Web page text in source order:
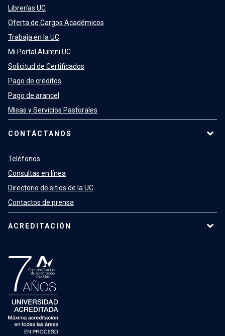
Librerías UC
Oferta de Cargos Académicos
Trabaja en la UC
Mi Portal Alumni UC
Solicitud de Certificados
Pago de créditos
Pago de arancel
Misas y Servicios Pastorales
CONTÁCTANOS
Teléfonos
Consultas en línea
Directorio de sitios de la UC
Contactos de prensa
ACREDITACIÓN